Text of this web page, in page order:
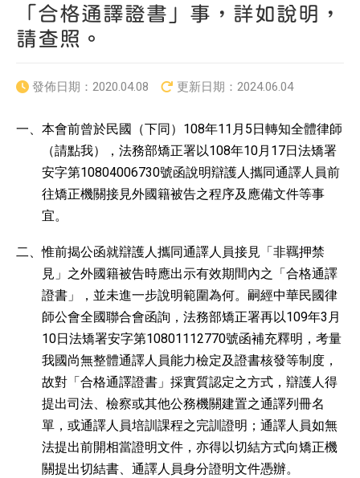
「合格通譯證書」事，詳如說明，
請查照。
發佈日期： 2020.04.08 更新日期： 2024.06.04
一、本會前曾於民國（下同）108年11月5日轉知全體律師
（請點我），法務部矯正署以108年10月17日法矯署
安字第10804006730號函說明辯護人攜同通譯人員前
往矯正機關接見外國籍被告之程序及應備文件等事
宜。
二、惟前揭公函就辯護人攜同通譯人員接見「非羈押禁
見」之外國籍被告時應出示有效期間內之「合格通譯
證書」，並未進一步說明範圍為何。嗣經中華民國律
師公會全國聯合會函詢，法務部矯正署再以109年3月
10日法矯署安字第10801112770號函補充釋明，考量
我國尚無整體通譯人員能力檢定及證書核發等制度，
故對「合格通譯證書」採實質認定之方式，辯護人得
提出司法、檢察或其他公務機關建置之通譯列冊名
單，或通譯人員培訓課程之完訓證明；通譯人員如無
法提出前開相當證明文件，亦得以切結方式向矯正機
關提出切結書、通譯人員身分證明文件憑辦。